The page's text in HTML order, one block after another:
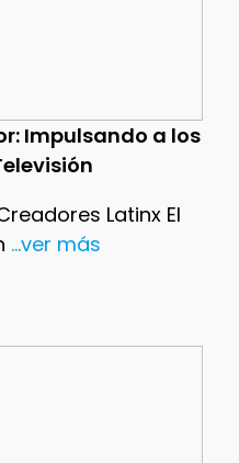
Impulsando a los
Latinx El
...ver más